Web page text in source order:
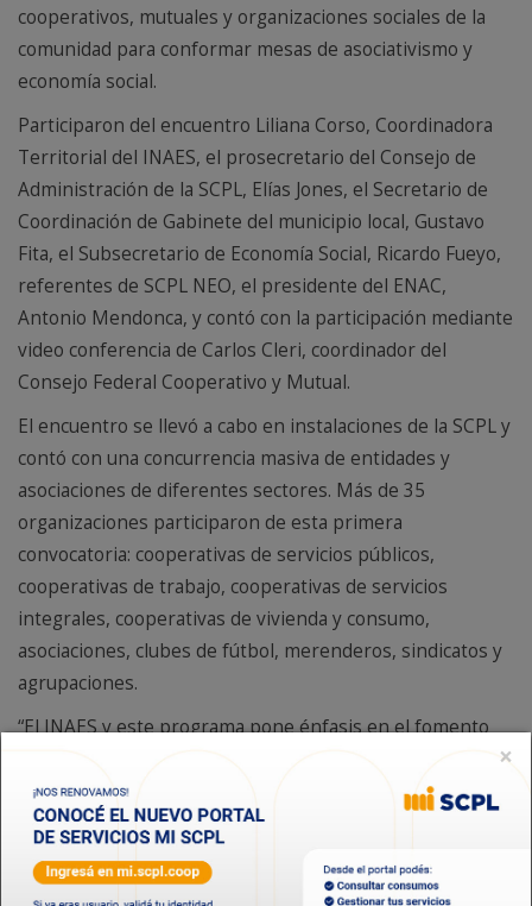
cooperativos, mutuales y organizaciones sociales de la
comunidad para conformar mesas de asociativismo y
economía social.
Participaron del encuentro Liliana Corso, Coordinadora
Territorial del INAES, el prosecretario del Consejo de
Administración de la SCPL, Elías Jones, el Secretario de
Coordinación de Gabinete del municipio local, Gustavo
Fita, el Subsecretario de Economía Social, Ricardo Fueyo,
referentes de SCPL NEO, el presidente del ENAC,
Antonio Mendonca, y contó con la participación mediante
video conferencia de Carlos Cleri, coordinador del
Consejo Federal Cooperativo y Mutual.
El encuentro se llevó a cabo en instalaciones de la SCPL y
contó con una concurrencia masiva de entidades y
asociaciones de diferentes sectores. Más de 35
organizaciones participaron de esta primera
convocatoria: cooperativas de servicios públicos,
cooperativas de trabajo, cooperativas de servicios
integrales, cooperativas de vivienda y consumo,
asociaciones, clubes de fútbol, merenderos, sindicatos y
agrupaciones.
“El INAES y este programa pone énfasis en el fomento
conforman la Argentina Federal, irradiando desde allí
hacia las provincias, las regiones y la Nación”, expresó
Liliana Corso, quien además agregó que “para que este
impulso sea realmente efectivo, es necesaria la
×